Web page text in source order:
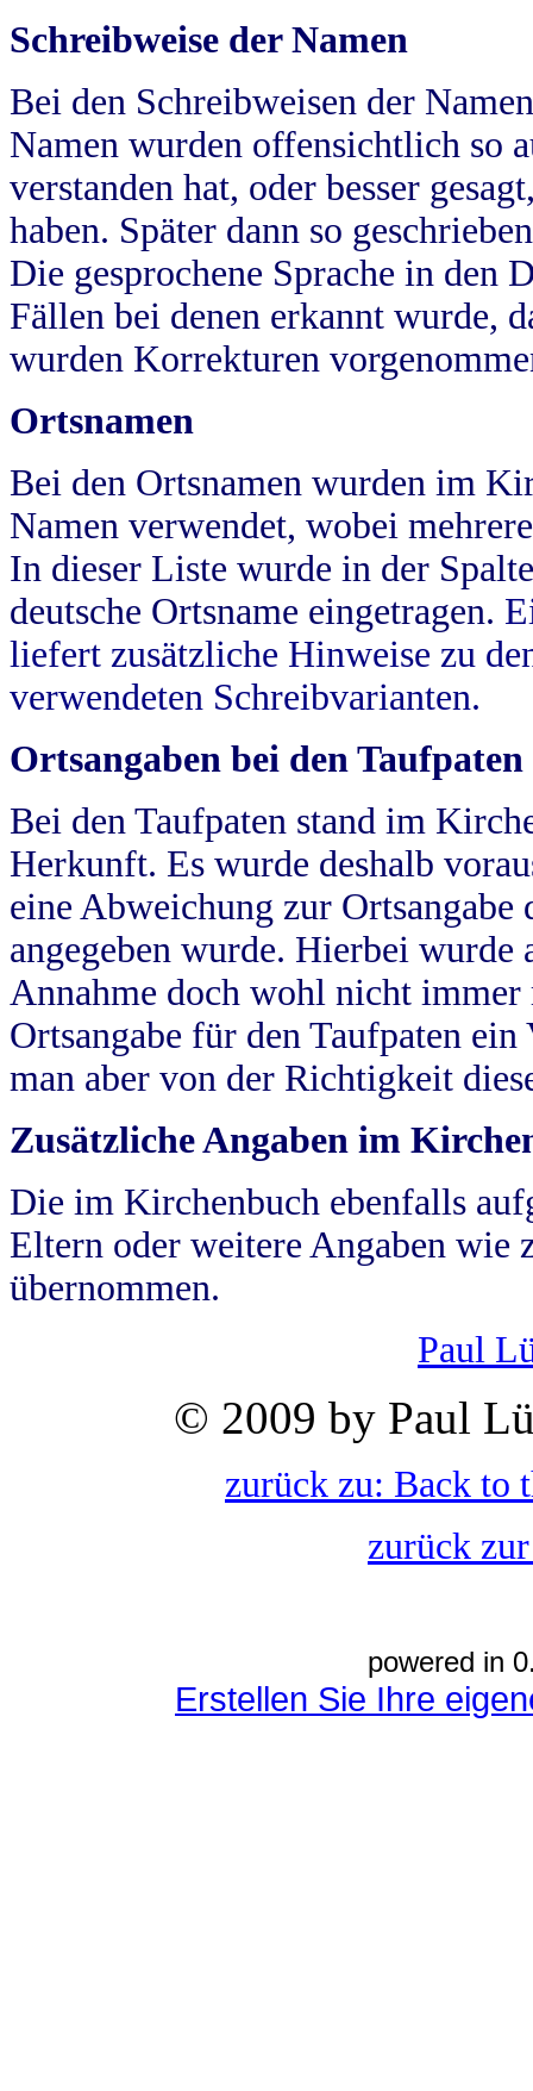
Schreibweise der Namen
Bei den Schreibweisen der
Namen wurden offensichtlich so
verstanden hat, oder besser
haben. Später dann so
Die gesprochene Sprache in
Fällen bei denen erkannt wurde,
wurden Korrekturen
Ortsnamen
Bei den Ortsnamen wurden im
Namen verwendet, wobei
In dieser Liste wurde in der
deutsche Ortsname eingetragen.
liefert zusätzliche Hinweise zu
verwendeten Schreibvarianten.
Ortsangaben bei den Taufpaten
Bei den Taufpaten stand im
Herkunft. Es wurde deshalb
eine Abweichung zur
angegeben wurde. Hierbei wurde
Annahme doch wohl nicht
Ortsangabe für den Taufpaten
man aber von der Richtigkeit
Zusätzliche Angaben im
Die im Kirchenbuch ebenfalls
Eltern oder weitere Angaben wie
übernommen.
Paul
© 2009 by Paul
zurück zu: Back to
zurück
powered in
Erstellen Sie Ihre